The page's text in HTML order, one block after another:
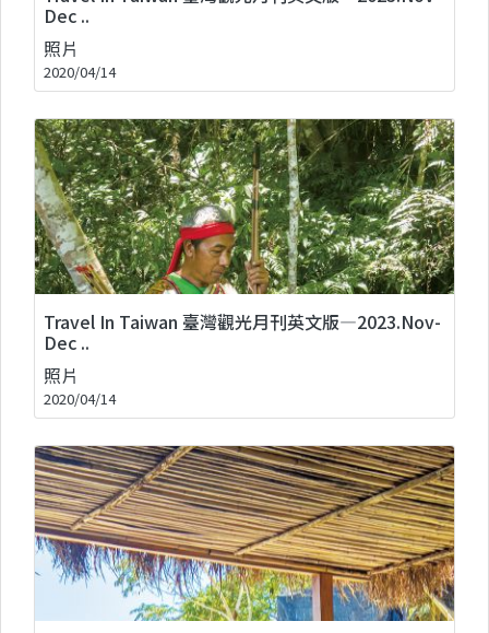
Dec ..
照片
2020/04/14
Travel In Taiwan 臺灣觀光月刊英文版—2023.Nov-
Dec ..
照片
2020/04/14